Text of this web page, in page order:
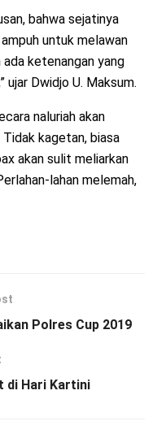
bahwa sejatinya
untuk melawan
ketenangan yang
Dwidjo U. Maksum.
naluriah akan
kagetan, biasa
akan sulit meliarkan
lahan melemah,
Polres Cup 2019
di Hari Kartini